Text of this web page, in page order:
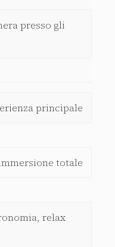
presso gli
principale
totale
relax